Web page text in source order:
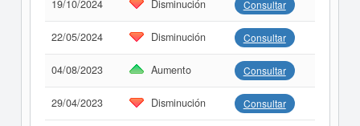
19/10/2024 Disminución Consultar
22/05/2024 Disminución Consultar
04/08/2023 Aumento Consultar
29/04/2023 Disminución Consultar